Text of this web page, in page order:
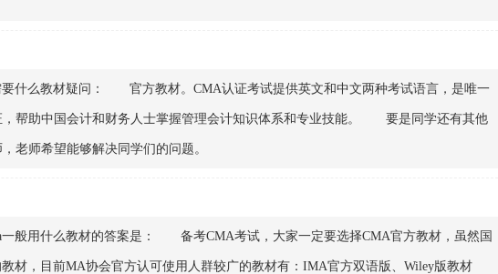
什么教材疑问： 官方教材。CMA认证考试提供英文和中文两种考试语言，是唯一
，帮助中国会计和财务人士掌握管理会计知识体系和专业技能。 要是同学还有其他
老师希望能够解决同学们的问题。
般用什么教材的答案是： 备考CMA考试，大家一定要选择CMA官方教材，虽然国
材，目前MA协会官方认可使用人群较广的教材有：IMA官方双语版、Wiley版教材